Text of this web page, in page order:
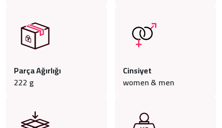
Parça Ağırlığı
222 g
Cinsiyet
women & men